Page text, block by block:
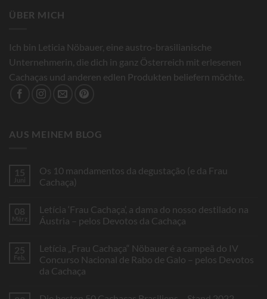
ÜBER MICH
Ich bin Leticia Nöbauer, eine austro-brasilianische
Unternehmerin, die dich in ganz Österreich mit erlesenen
Cachaças und anderen edlen Produkten beliefern möchte.
AUS MEINEM BLOG
15
Juni
Os 10 mandamentos da degustação (e da Frau
Cachaça)
Os
10
degustação
(e
da
Frau
08
März
Letícia ‘Frau Cachaça’, a dama do nosso destilado na
Áustria – pelos Devotos da Cachaça
Letícia
‘Frau
Cachaça’,
do
25
Feb.
Letícia „Frau Cachaça“ Nöbauer é a campeã do IV
Concurso Nacional de Rabo de Galo – pelos Devotos
da Cachaça